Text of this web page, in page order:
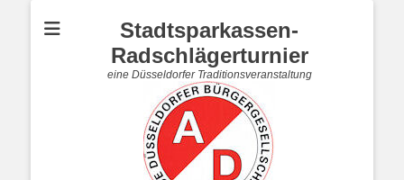
Stadtsparkassen-
Radschlägerturnier
eine Düsseldorfer Traditionsveranstaltung